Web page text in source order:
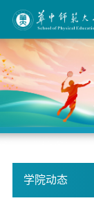
学院动态